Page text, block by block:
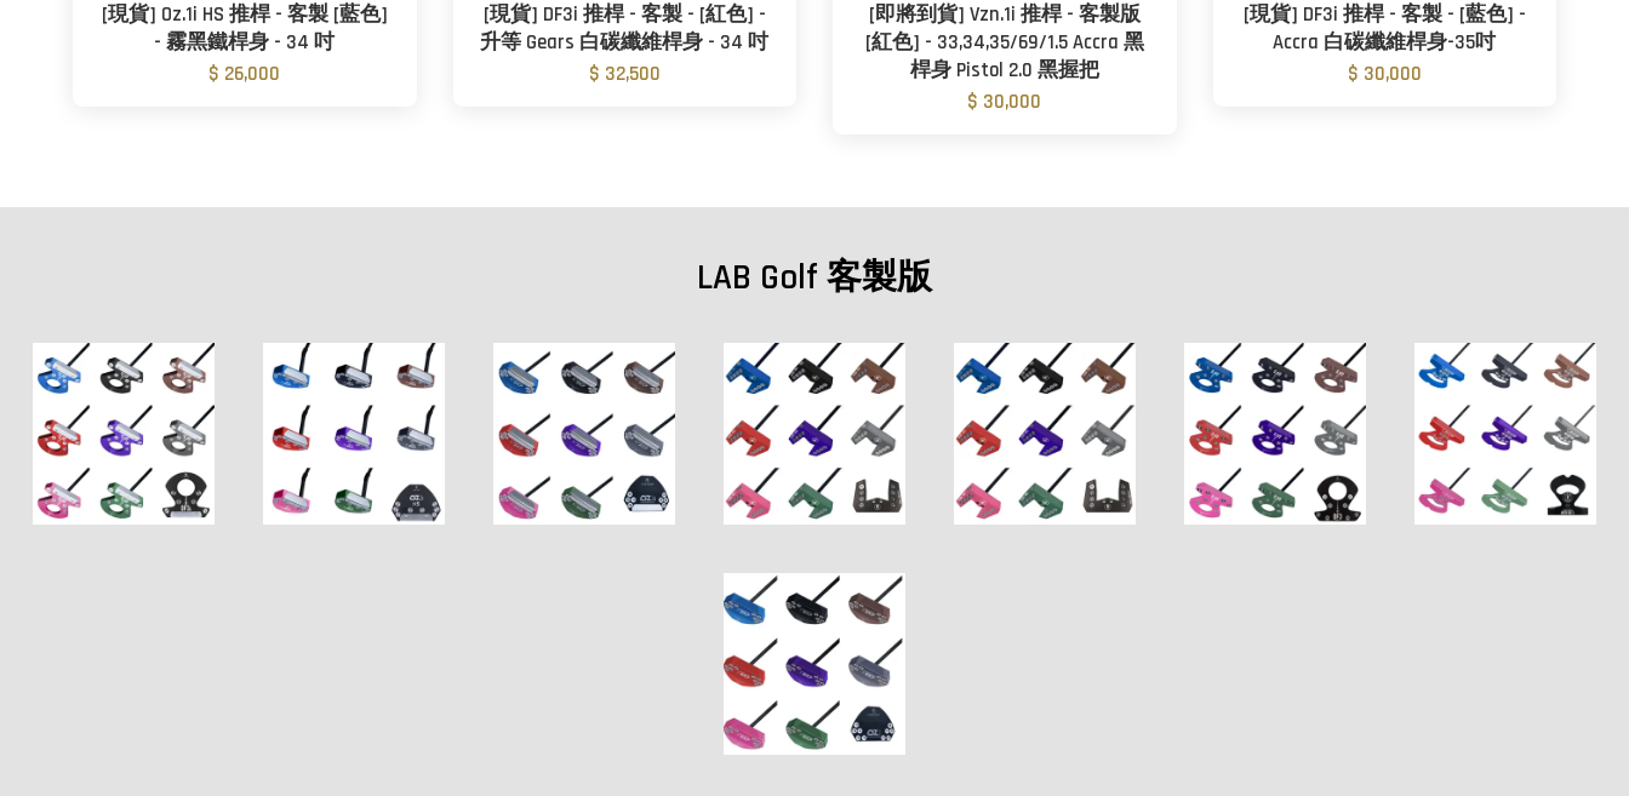
[現貨] Oz.1i HS 推桿 - 客製 [藍色]
- 霧黑鐵桿身 - 34 吋
$ 26,000
[現貨] DF3i 推桿 - 客製 - [紅色] -
升等 Gears 白碳纖維桿身 - 34 吋
$ 32,500
[即將到貨] Vzn.1i 推桿 - 客製版
[紅色] - 33,34,35/69/1.5 Accra 黑
桿身 Pistol 2.0 黑握把
$ 30,000
[現貨] DF3i 推桿 - 客製 - [藍色] -
Accra 白碳纖維桿身-35吋
$ 30,000
LAB Golf 客製版